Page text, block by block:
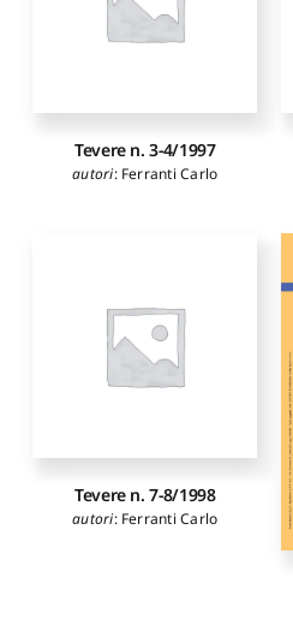
Tevere n. 3-4/1997
autori: Ferranti Carlo
Tevere n. 7-8/1998
autori: Ferranti Carlo